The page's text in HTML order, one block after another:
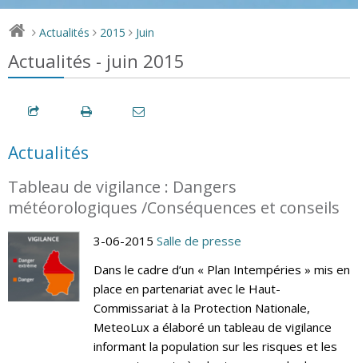
> Actualités > 2015 > Juin
Actualités - juin 2015
Actualités
Tableau de vigilance : Dangers
météorologiques /Conséquences et conseils
3-06-2015 Salle de presse
Dans le cadre d’un « Plan Intempéries » mis en
place en partenariat avec le Haut-
Commissariat à la Protection Nationale,
MeteoLux a élaboré un tableau de vigilance
informant la population sur les risques et les